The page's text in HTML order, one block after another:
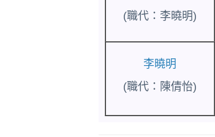
(職代：李曉明)
李曉明
(職代：陳倩怡)